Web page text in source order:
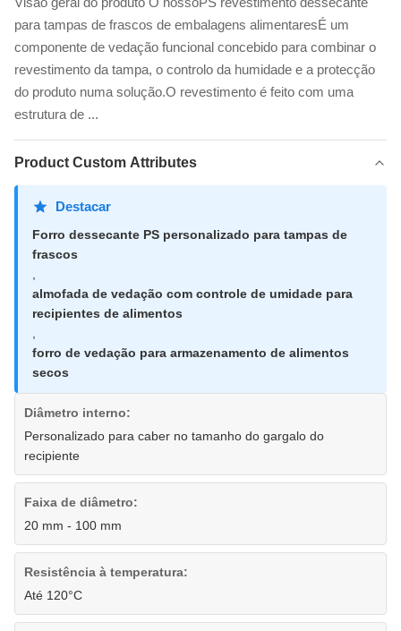
para tampas de frascos de embalagens alimentaresÉ um
componente de vedação funcional concebido para combinar o
revestimento da tampa, o controlo da humidade e a protecção
do produto numa solução.O revestimento é feito com uma
estrutura de ...
Product Custom Attributes
Destacar
Forro dessecante PS personalizado para tampas de
frascos
almofada de vedação com controle de umidade para
recipientes de alimentos
forro de vedação para armazenamento de alimentos
secos
Diâmetro interno:
Personalizado para caber no tamanho do gargalo do
recipiente
Faixa de diâmetro:
20 mm - 100 mm
Resistência à temperatura:
Até 120°C